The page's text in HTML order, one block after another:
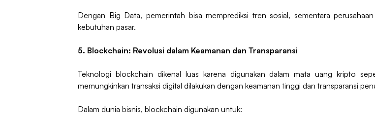
Dengan Big Data, pemerintah bisa memprediksi tren sosial, sementara
kebutuhan pasar.
5. Blockchain: Revolusi dalam Keamanan dan Transparansi
Teknologi blockchain dikenal luas karena digunakan dalam mata uang kripto
memungkinkan transaksi digital dilakukan dengan keamanan tinggi dan transparansi
Dalam dunia bisnis, blockchain digunakan untuk: